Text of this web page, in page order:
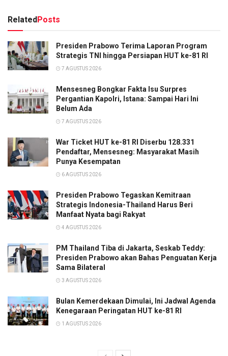
RelatedPosts
Presiden Prabowo Terima Laporan Program
Strategis TNI hingga Persiapan HUT ke-81 RI
7 AGUSTUS 2026
Mensesneg Bongkar Fakta Isu Surpres
Pergantian Kapolri, Istana: Sampai Hari Ini
Belum Ada
7 AGUSTUS 2026
War Ticket HUT ke-81 RI Diserbu 128.331
Pendaftar, Mensesneg: Masyarakat Masih
Punya Kesempatan
6 AGUSTUS 2026
Presiden Prabowo Tegaskan Kemitraan
Strategis Indonesia-Thailand Harus Beri
Manfaat Nyata bagi Rakyat
4 AGUSTUS 2026
PM Thailand Tiba di Jakarta, Seskab Teddy:
Presiden Prabowo akan Bahas Penguatan Kerja
Sama Bilateral
3 AGUSTUS 2026
Bulan Kemerdekaan Dimulai, Ini Jadwal Agenda
Kenegaraan Peringatan HUT ke-81 RI
1 AGUSTUS 2026